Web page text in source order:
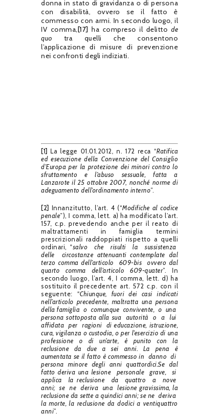
donna in stato di gravidanza o di persona
con disabilità, ovvero se il fatto è
commesso con armi. In secondo luogo, il
IV comma,[17] ha compreso il delittode
quo tra quelli che consentono
l’applicazione di misure di prevenzione
nei confronti degli indiziati.
[1] La legge 01.01.2012, n. 172 reca “Ratifica
ed esecuzione della Convenzione del Consiglio
d’Europa per la protezione dei minori contro lo
sfruttamento e l’abuso sessuale, fatta a
Lanzarote il 25 ottobre 2007, nonché norme di
adeguamento dell’ordinamento interno”.
[2] Innanzitutto, l’art. 4 (“Modifiche al codice
penale”), I comma, lett. a) ha modificato l’art.
157, c.p. prevedendo anche per il reato di
maltrattamenti in famiglia termini
prescrizionali raddoppiati rispetto a quelli
ordinari, “salvo che risulti la sussistenza
delle circostanze attenuanti contemplate dal
terzo comma dell’articolo 609-bis ovvero dal
quarto comma dell’articolo 609-quater”. In
secondo luogo, l’art. 4, I comma, lett. d) ha
sostituito il precedente art. 572 c.p. con il
seguente: “Chiunque, fuori dei casi indicati
nell’articolo precedente, maltratta una persona
della famiglia o comunque convivente, o una
persona sottoposta alla sua autorità o a lui
affidata per ragioni di educazione, istruzione,
cura, vigilanza o custodia, o per l’esercizio di una
professione o di un’arte, è punito con la
reclusione da due a sei anni. La pena è
aumentata se il fatto è commesso in danno di
persona minore degli anni quattordici.Se dal
fatto deriva una lesione personale grave, si
applica la reclusione da quattro a nove
anni; se ne deriva una lesione gravissima, la
reclusione da sette a quindici anni; se ne deriva
la morte, la reclusione da dodici a ventiquattro
anni”.